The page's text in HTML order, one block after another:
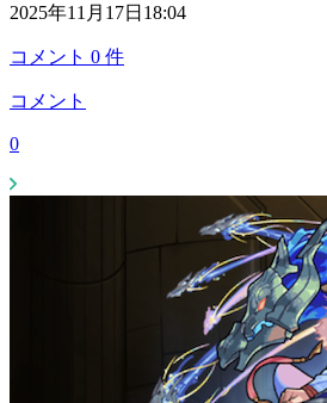
2025年11月17日18:04
コメント 0 件
コメント
0